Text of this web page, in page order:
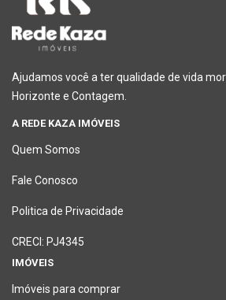
Ajudamos você a ter qualidade de vida
Horizonte e Contagem.
A REDE KAZA IMÓVEIS
Quem Somos
Fale Conosco
Politica de Privacidade
CRECI: PJ4345
IMÓVEIS
Imóveis para comprar